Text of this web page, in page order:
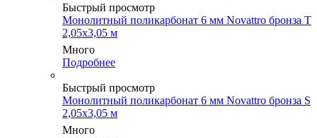
Быстрый просмотр
Монолитный поликарбонат 6 мм Novattro бронза Т
2,05х3,05 м
Много
Подробнее
Быстрый просмотр
Монолитный поликарбонат 6 мм Novattro бронза S
2,05х3,05 м
Много